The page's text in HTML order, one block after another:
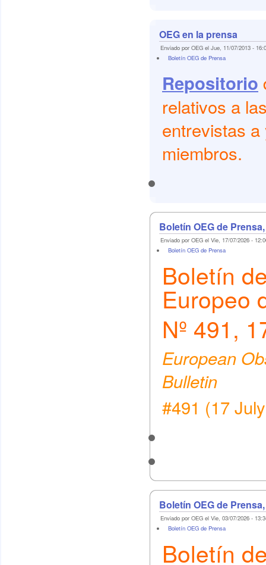
OEG en la prensa
Enviado por OEG el Jue, 11/07/2013 -
Boletín OEG de Prensa
Repositorio
relativos a
entrevistas
miembros.
Boletín OEG de Prensa,
Enviado por OEG el Vie, 17/07/2026 -
Boletín OEG de Prensa
Boletín
Europeo
Nº 491,
European
Bulletin
#491 (17
Boletín OEG de Prensa,
Enviado por OEG el Vie, 03/07/2026 -
Boletín OEG de Prensa
Boletín